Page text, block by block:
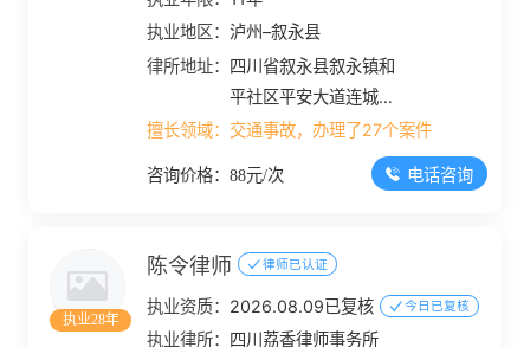
执业地区：泸州–叙永县
律所地址： 四川省叙永县叙永镇和
平社区平安大道连城别
苑负1层2号
擅长领域： 交通事故，办理了27个案件
咨询价格：88元/次 电话咨询
执业28年
陈令律师 律师已认证
执业资质： 2026.08.09已复核 今日已复核
执业律所： 四川荔香律师事务所